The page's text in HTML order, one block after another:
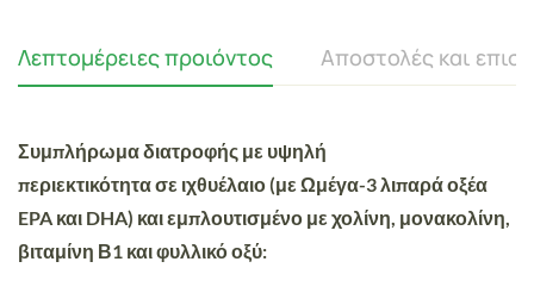
Λεπτομέρειες προιόντος Αποστολές και
Συμπλήρωμα διατροφής με υψηλή
περιεκτικότητασε ιχθυέλαιο(με Ωμέγα-3 λιπαρά οξέα
EPA και DHA) και εμπλουτισμένο με χολίνη, μονακολίνη,
βιταμίνη Β1 και φυλλικό οξύ: